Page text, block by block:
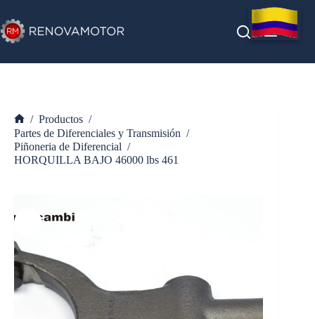
al
contenido
Inicio
/ Productos /
Partes de Diferenciales y Transmisión /
Piñoneria de Diferencial /
HORQUILLA BAJO 46000 lbs 461